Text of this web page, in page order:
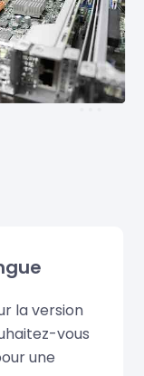
e
la version
vous
une